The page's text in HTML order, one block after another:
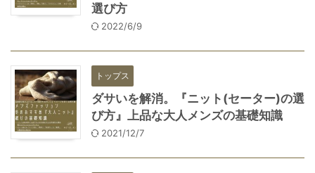
選び方
2022/6/9
トップス
ダサいを解消。『ニット(セーター)の選
び方』上品な大人メンズの基礎知識
2021/12/7